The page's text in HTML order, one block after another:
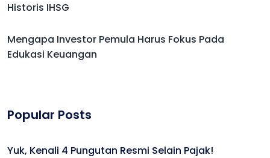
Historis IHSG
Mengapa Investor Pemula Harus Fokus Pada
Edukasi Keuangan
Popular Posts
Yuk, Kenali 4 Pungutan Resmi Selain Pajak!